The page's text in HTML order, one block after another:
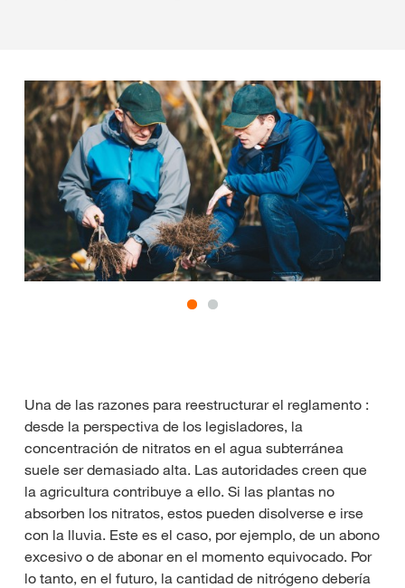
Una de las razones para reestructurar el reglamento :
desde la perspectiva de los legisladores, la
concentración de nitratos en el agua subterránea
suele ser demasiado alta. Las autoridades creen que
la agricultura contribuye a ello. Si las plantas no
absorben los nitratos, estos pueden disolverse e irse
con la lluvia. Este es el caso, por ejemplo, de un abono
excesivo o de abonar en el momento equivocado. Por
lo tanto, en el futuro, la cantidad de nitrógeno debería